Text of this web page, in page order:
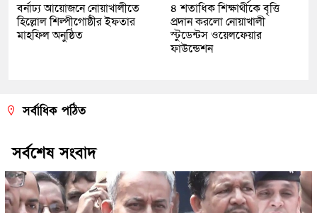
বর্নাঢ্য আয়োজনে নোয়াখালীতে
হিল্লোল শিল্পীগোষ্ঠীর ইফতার
মাহফিল অনুষ্ঠিত
৪ শতাধিক শিক্ষার্থীকে বৃত্তি
প্রদান করলো নোয়াখালী
স্টুডেন্টস ওয়েলফেয়ার
ফাউন্ডেশন
সর্বাধিক পঠিত
সর্বশেষ সংবাদ